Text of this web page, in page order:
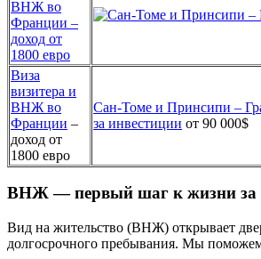
Виза
визитера и
ВНЖ во
Франции –
доход от
1800 евро
Сан-Томе и Принсипи –
за инвестиции от 90 000$
ВНЖ — первый шаг к жизни за
Вид на жительство (ВНЖ) открывает
долгосрочного пребывания. Мы